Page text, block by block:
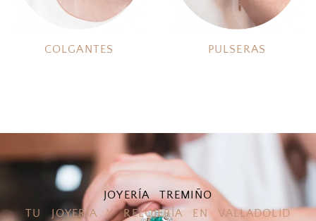
COLGANTES PULSERAS
JOYERÍA TREMIÑO
TU JOYERÍA Y RELOJERÍA EN VALLADOLID